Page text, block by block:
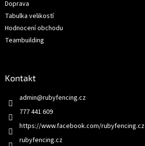
Doprava
Tabulka velikostí
Hodnocení obchodu
Teambuilding
Kontakt
admin@rubyfencing.cz
777 441 609
https://www.facebook.com/rubyfencing.cz
rubyfencing.cz